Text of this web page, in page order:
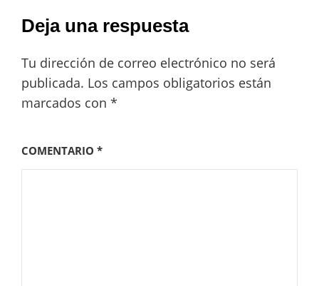
Deja una respuesta
Tu dirección de correo electrónico no será
publicada. Los campos obligatorios están
marcados con *
COMENTARIO *